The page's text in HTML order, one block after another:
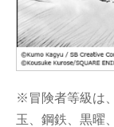
※冒険者等級は
玉、鋼鉄、黒曜